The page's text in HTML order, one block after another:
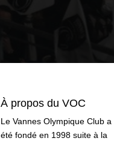
À propos du VOC
Le Vannes Olympique Club a
été fondé en 1998 suite à la